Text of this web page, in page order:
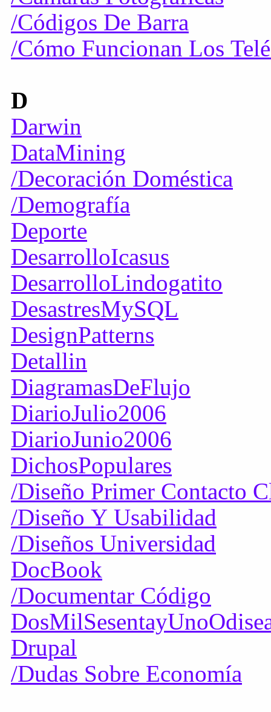
/Códigos De Barra
/Cómo Funcionan Los
D
Darwin
DataMining
/Decoración Doméstica
/Demografía
Deporte
DesarrolloIcasus
DesarrolloLindogatito
DesastresMySQL
DesignPatterns
Detallin
DiagramasDeFlujo
DiarioJulio2006
DiarioJunio2006
DichosPopulares
/Diseño Primer Contacto
/Diseño Y Usabilidad
/Diseños Universidad
DocBook
/Documentar Código
Drupal
/Dudas Sobre Economía